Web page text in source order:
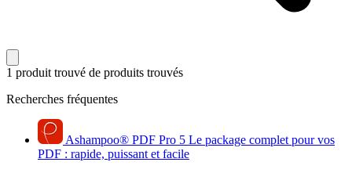
1 produit trouvé de produits trouvés
Recherches fréquentes
Ashampoo® PDF Pro 5 Le package complet pour vos
PDF : rapide, puissant et facile